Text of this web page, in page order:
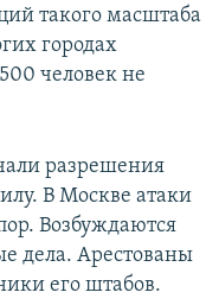
такого масштаба
городах
человек не
разрешения
В Москве атаки
Возбуждаются
дела. Арестованы
его штабов.